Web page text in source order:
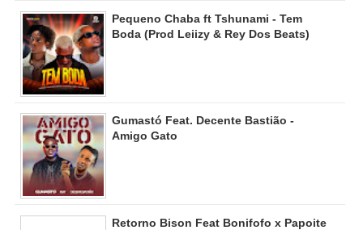
Pequeno Chaba ft Tshunami - Tem
Boda (Prod Leiizy & Rey Dos Beats)
Gumastó Feat. Decente Bastião -
Amigo Gato
Retorno Bison Feat Bonifofo x Papoite